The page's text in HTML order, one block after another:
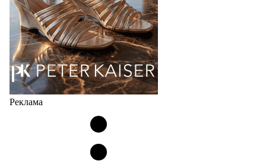
Реклама